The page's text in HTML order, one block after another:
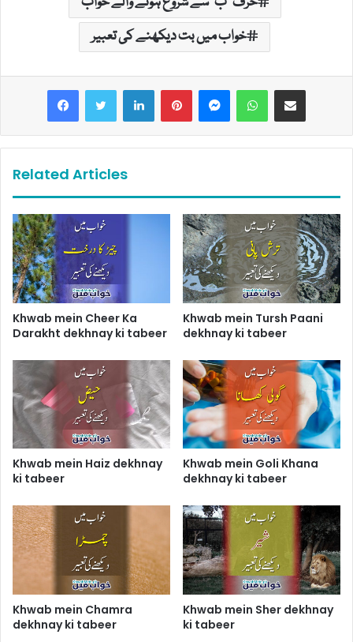
خواب میں بت دیکھنے کی تعبیر
LinkedInPinterestMessengerWhatsAppShare via Email
Related Articles
Khwab mein Cheer Ka
Darakht dekhnay ki tabeer
Khwab mein Tursh Paani
dekhnay ki tabeer
Khwab mein Haiz dekhnay
ki tabeer
Khwab mein Goli Khana
dekhnay ki tabeer
Khwab mein Chamra
dekhnay ki tabeer
Khwab mein Sher dekhnay
ki tabeer